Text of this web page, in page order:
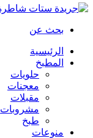
بحث عن
الرئيسية
المطبخ
حلويات
معجنات
مقبلات
مشروبات
طبخ
منوعات